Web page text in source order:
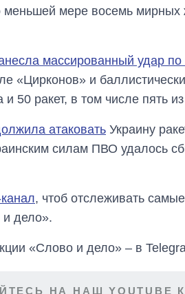
меньшей мере восемь
массированный удар по
«Цирконов» и
50 ракет, в том числе пять
атаковать Украину
силам ПВО удалось
, чтоб отслеживать
и дело».
«Слово и дело» – в
НА НАШ YOUTUBE